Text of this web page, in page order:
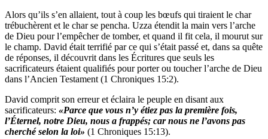
Alors qu’ils s’en allaient, tout à coup les bœufs qui tiraient le char
trébuchèrent et le char se pencha. Uzza étendit la main vers l’arche
de Dieu pour l’empêcher de tomber, et quand il fit cela, il mourut sur
le champ. David était terrifié par ce qui s’était passé et, dans sa quête
de réponses, il découvrit dans les Écritures que seuls les
sacrificateurs étaient qualifiés pour porter ou toucher l’arche de Dieu
dans l’Ancien Testament (1 Chroniques 15:2).
David comprit son erreur et éclaira le peuple en disant aux
sacrificateurs: «Parce que vous n’y étiez pas la première fois,
l’Éternel, notre Dieu, nous a frappés; car nous ne l’avons pas
cherché selon la loi» (1 Chroniques 15:13).